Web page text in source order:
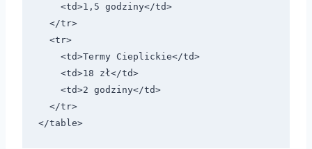
</table>